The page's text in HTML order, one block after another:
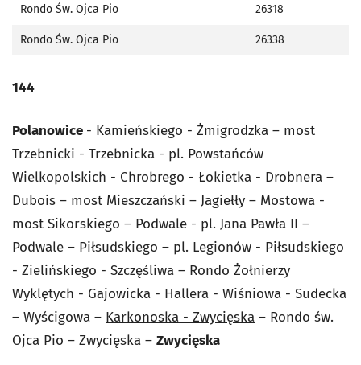
Rondo Św. Ojca Pio 26318
Rondo Św. Ojca Pio 26338
144
Polanowice - Kamieńskiego - Żmigrodzka – most
Trzebnicki - Trzebnicka - pl. Powstańców
Wielkopolskich - Chrobrego - Łokietka - Drobnera –
Dubois – most Mieszczański – Jagiełły – Mostowa -
most Sikorskiego – Podwale - pl. Jana Pawła II –
Podwale – Piłsudskiego – pl. Legionów - Piłsudskiego
- Zielińskiego - Szczęśliwa – Rondo Żołnierzy
Wyklętych - Gajowicka - Hallera - Wiśniowa - Sudecka
– Wyścigowa – Karkonoska - Zwycięska – Rondo św.
Ojca Pio – Zwycięska – Zwycięska